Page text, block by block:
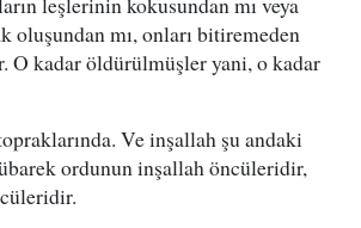
oluşundan mı, onları bitiremeden
O kadar öldürülmüşler yani, o kadar
Ve inşallah şu andaki
ordunun inşallah öncüleridir,